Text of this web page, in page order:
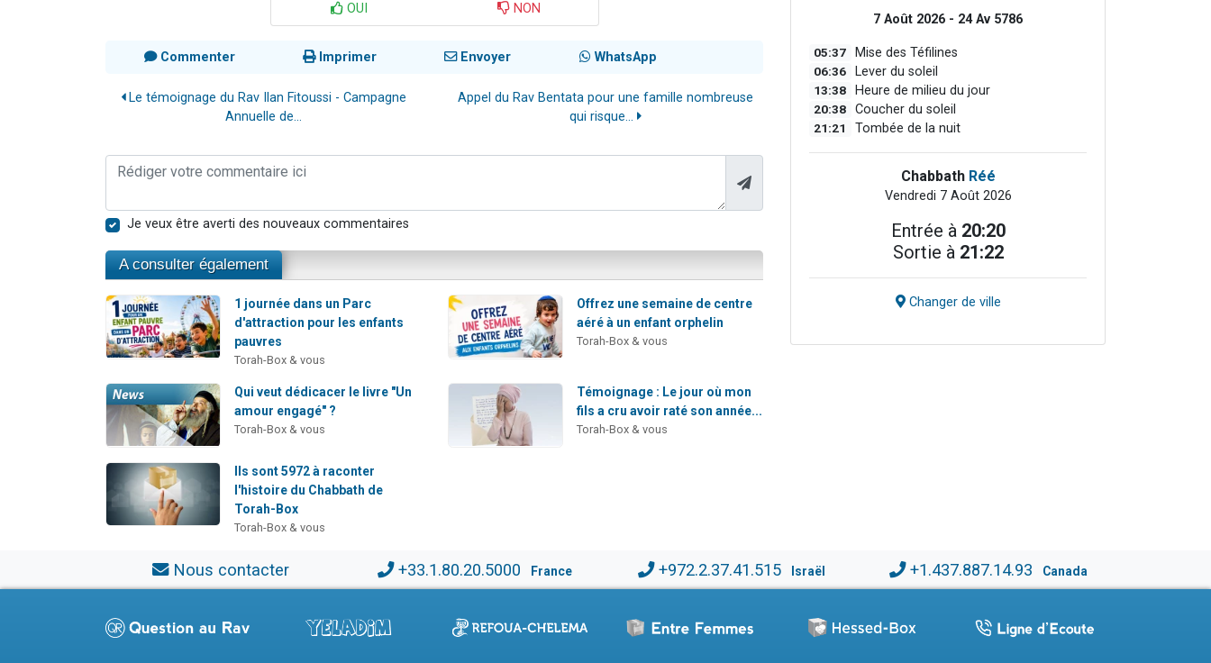
OUI NON
Commenter Imprimer Envoyer WhatsApp
Le témoignage du Rav Ilan Fitoussi - Campagne
Annuelle de...
Appel du Rav Bentata pour une famille nombreuse
qui risque...
Je veux être averti des nouveaux commentaires
A consulter également
1 journée dans un Parc
d'attraction pour les enfants
pauvres
Torah-Box & vous
Offrez une semaine de centre
aéré à un enfant orphelin
Torah-Box & vous
Qui veut dédicacer le livre "Un
amour engagé" ?
Torah-Box & vous
Témoignage : Le jour où mon
fils a cru avoir raté son année...
Torah-Box & vous
Ils sont 5972 à raconter
l'histoire du Chabbath de
Torah-Box
Torah-Box & vous
7 Août 2026 - 24 Av 5786
05:37 Mise des Téfilines
06:36 Lever du soleil
13:38 Heure de milieu du jour
20:38 Coucher du soleil
21:21 Tombée de la nuit
Chabbath Réé
Vendredi 7 Août 2026
Entrée à 20:20
Sortie à 21:22
Changer de ville
Nous contacter +33.1.80.20.5000 France +972.2.37.41.515 Israël +1.437.887.14.93 Canada